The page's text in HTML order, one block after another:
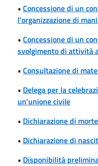
• Concessione di un
l'organizzazione di
• Concessione di un
svolgimento di attività
• Consultazione di
• Delega per la
un'unione civile
• Dichiarazione di morte
• Dichiarazione di
• Disponibilità